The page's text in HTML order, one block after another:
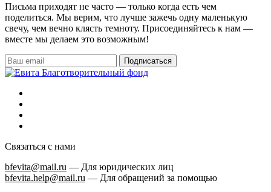
Письма приходят не часто — только когда есть чем
поделиться. Мы верим, что лучше зажечь одну маленькую
свечу, чем вечно клясть темноту. Присоединяйтесь к нам —
вместе мы делаем это возможным!
Подписаться
Связаться с нами
bfevita@mail.ru — Для юридических лиц
bfevita.help@mail.ru — Для обращений за помощью